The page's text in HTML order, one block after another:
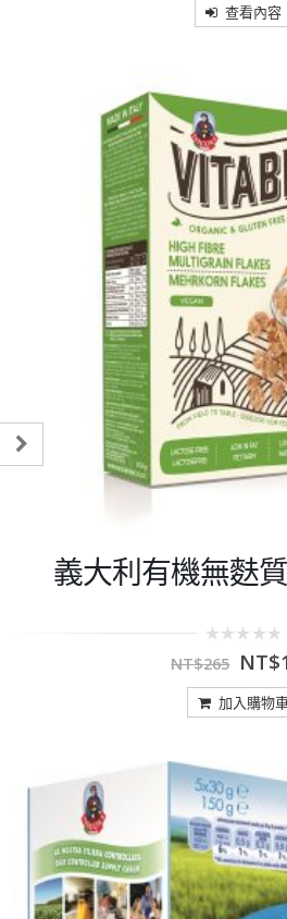
查看內容
義大利有機無麩
out
5
NT$265 NT$
加入購物